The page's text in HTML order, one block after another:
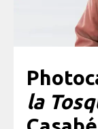
la